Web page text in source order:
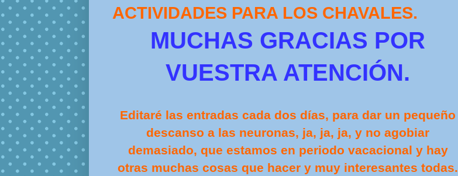
ACTIVIDADES PARA LOS CHAVALES.
MUCHAS GRACIAS POR
VUESTRA ATENCIÓN.
Editaré las entradas cada dos días, para dar un pequeño
descanso a las neuronas, ja, ja, ja, y no agobiar
demasiado, que estamos en periodo vacacional y hay
otras muchas cosas que hacer y muy interesantes todas.